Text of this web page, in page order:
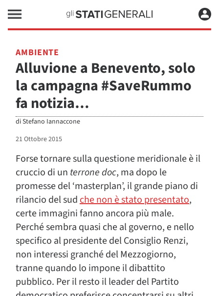
AMBIENTE
Alluvione a Benevento, solo
la campagna #SaveRummo
fa notizia…
diStefano Iannaccone
21 Ottobre 2015
Forse tornare sulla questione meridionale è il
cruccio di un terrone doc, ma dopo le
promesse del ‘masterplan’, il grande piano di
rilancio del sudche non è stato presentato,
certe immagini fanno ancora più male.
Perché sembra quasi che al governo, e nello
specifico al presidente del Consiglio Renzi,
non interessi granché del Mezzogiorno,
tranne quando lo impone il dibattito
pubblico. Per il resto il leader del Partito